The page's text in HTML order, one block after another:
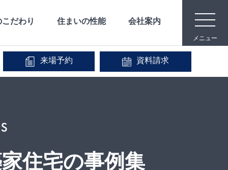
toggle
メニュー
だわり
安心な保証 宿泊体験
住まいの性能 会社案内
メディア映像 事業内容
来場予約 資料請求
住宅の事例集